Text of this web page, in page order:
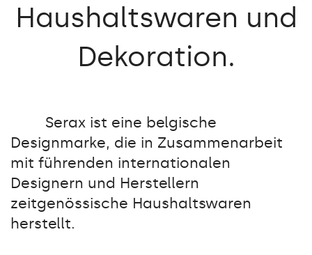
Haushaltswaren und
Dekoration.
Serax ist eine belgische
Designmarke, die in Zusammenarbeit
mit führenden internationalen
Designern und Herstellern
zeitgenössische Haushaltswaren
herstellt.